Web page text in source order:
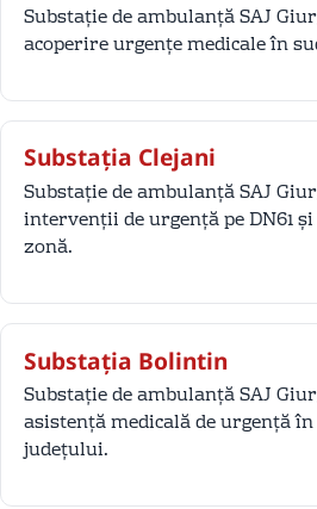
Substație de ambulanță SAJ
acoperire urgențe medicale în
Substația Clejani
Substație de ambulanță SAJ
intervenții de urgență pe DN61
zonă.
Substația Bolintin
Substație de ambulanță SAJ
asistență medicală de urgență
județului.